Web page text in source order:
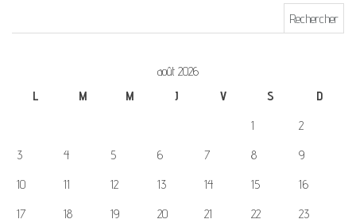
août 2026
L
M M J V S
D
1
2
3
4 5 6 7 8
9
10
11 12 13 14 15
16
17
18 19 20 21 22
23